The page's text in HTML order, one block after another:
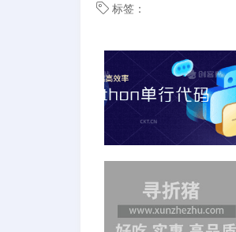
标签：